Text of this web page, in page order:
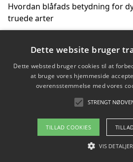
Hvordan blåfads betydning for
truede arter
Hvordan kan gaver til unge
Copyright 2026 -
Om / kontakt
Blog
Dette website bruger
Dette websted bruger cookies til at
at bruge vores hjemmeside
overensstemmelse med vores
STRENGT
TILLAD COOKIES
VIS DETALJER